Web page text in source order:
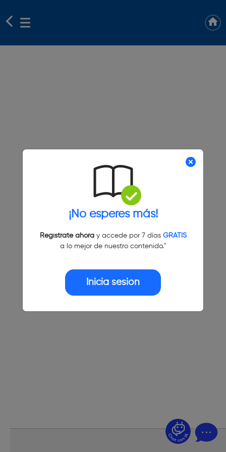
¡No esperes más!
Regístrate ahoray accede por 7 días GRATIS
a lo mejor de nuestro contenido."
Inicia sesión